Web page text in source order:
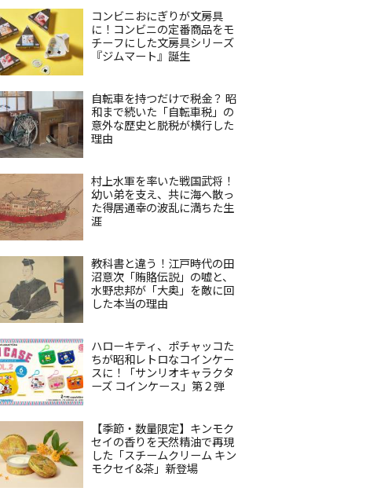
コンビニおにぎりが文房具
に！コンビニの定番商品をモ
チーフにした文房具シリーズ
『ジムマート』誕生
自転車を持つだけで税金？ 昭
和まで続いた「自転車税」の
意外な歴史と脱税が横行した
理由
村上水軍を率いた戦国武将！
幼い弟を支え、共に海へ散っ
た得居通幸の波乱に満ちた生
涯
教科書と違う！江戸時代の田
沼意次「賄賂伝説」の嘘と、
水野忠邦が「大奥」を敵に回
した本当の理由
ハローキティ、ポチャッコた
ちが昭和レトロなコインケー
スに！「サンリオキャラクタ
ーズ コインケース」第２弾
【季節・数量限定】キンモク
セイの香りを天然精油で再現
した「スチームクリーム キン
モクセイ&茶」新登場